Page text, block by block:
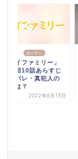
あらすじ
「マイファミリー」
最終回10話あらすじ
ネタバレ・真犯人の
正体は？
2022年6月13日